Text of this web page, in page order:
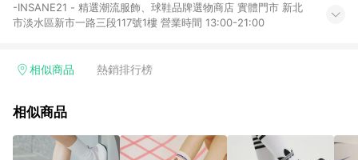
-INSANE21 - 精選潮流服飾、球鞋品牌選物商店 實體門市 新北
市淡水區新市一路三段117號1樓 營業時間 13:00-21:00
相似商品 熱銷排行榜
相似商品